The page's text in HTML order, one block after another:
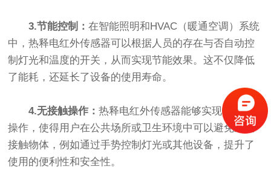
3.节能控制：在智能照明和HVAC（暖通空调）系统
中，热释电红外传感器可以根据人员的存在与否自动控
制灯光和温度的开关，从而实现节能效果。这不仅降低
了能耗，还延长了设备的使用寿命。
4.无接触操作：热释电红外传感器能够实现无接触
操作，使得用户在公共场所或卫生环境中可以避免直接
接触物体，例如通过手势控制灯光或其他设备，提升了
使用的便利性和安全性。